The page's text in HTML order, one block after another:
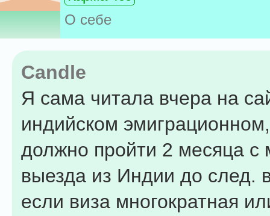
О себе
Candle
Я сама читала вчера на
индийском
должно пройти 2 месяца с
выезда из Индии до след.
если виза многократная